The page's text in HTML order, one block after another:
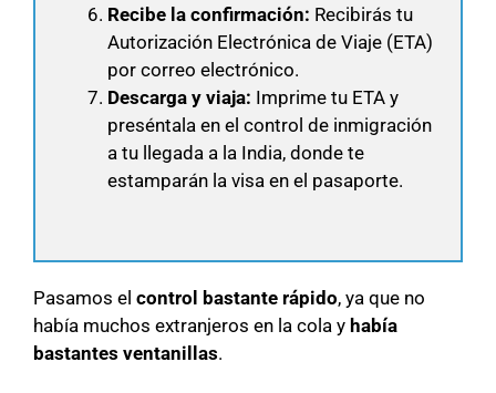
Recibe la confirmación: Recibirás tu
Autorización Electrónica de Viaje (ETA)
por correo electrónico.
Descarga y viaja: Imprime tu ETA y
preséntala en el control de inmigración
a tu llegada a la India, donde te
estamparán la visa en el pasaporte.
Pasamos el control bastante rápido, ya que no
había muchos extranjeros en la cola y había
bastantes ventanillas.